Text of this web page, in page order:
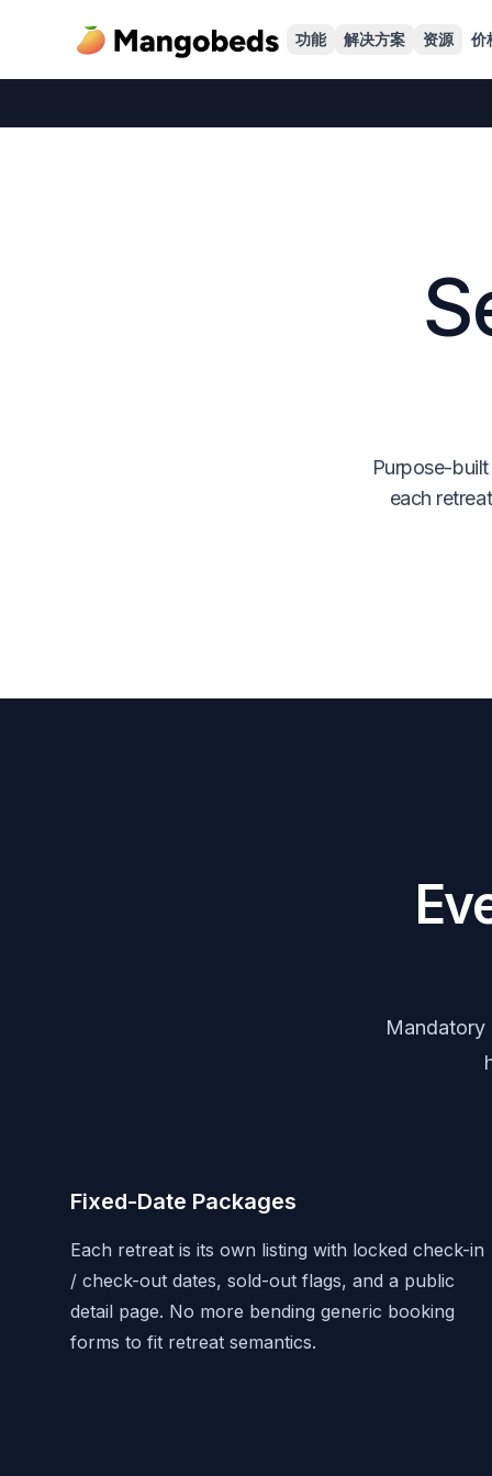
功能 解决方案 资源 价
Purpose-
each
Fixed-Date Packages
Each retreat is its own listing with locked check-in
/ check-out dates, sold-out flags, and a public
detail page. No more bending generic booking
forms to fit retreat semantics.